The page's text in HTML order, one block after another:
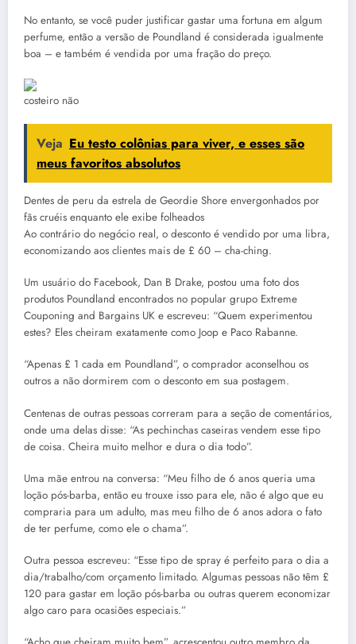
No entanto, se você puder justificar gastar uma fortuna em algum
perfume, então a versão de Poundland é considerada igualmente
boa – e também é vendida por uma fração do preço.
costeiro não
Veja Eu testo colônias para viver, e esses são
meus favoritos absolutos
Dentes de peru da estrela de Geordie Shore envergonhados por
fãs cruéis enquanto ele exibe folheados
Ao contrário do negócio real, o desconto é vendido por uma libra,
economizando aos clientes mais de £ 60 – cha-ching.
Um usuário do Facebook, Dan B Drake, postou uma foto dos
produtos Poundland encontrados no popular grupo Extreme
Couponing and Bargains UK e escreveu: “Quem experimentou
estes? Eles cheiram exatamente como Joop e Paco Rabanne.
“Apenas £ 1 cada em Poundland”, o comprador aconselhou os
outros a não dormirem com o desconto em sua postagem.
Centenas de outras pessoas correram para a seção de comentários,
onde uma delas disse: “As pechinchas caseiras vendem esse tipo
de coisa. Cheira muito melhor e dura o dia todo”.
Uma mãe entrou na conversa: “Meu filho de 6 anos queria uma
loção pós-barba, então eu trouxe isso para ele, não é algo que eu
compraria para um adulto, mas meu filho de 6 anos adora o fato
de ter perfume, como ele o chama”.
Outra pessoa escreveu: “Esse tipo de spray é perfeito para o dia a
dia/trabalho/com orçamento limitado. Algumas pessoas não têm £
120 para gastar em loção pós-barba ou outras querem economizar
algo caro para ocasiões especiais.”